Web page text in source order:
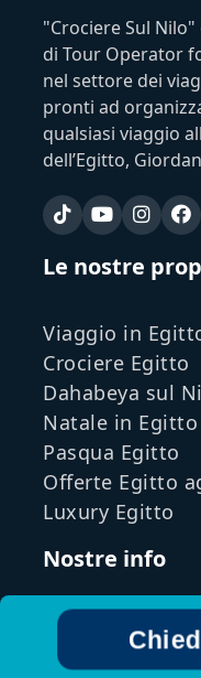
"Crociere Sul
di Tour Operator
nel settore dei
pronti ad
qualsiasi viaggio
dell’Egitto,
Le nostre
Viaggio in
Crociere Egitto
Dahabeya sul
Natale in Egitto
Pasqua Egitto
Offerte Egitto
Luxury Egitto
Nostre info
Chi Siamo
Politica sulla